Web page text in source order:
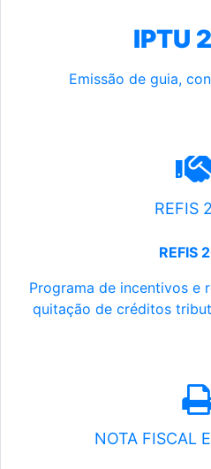
IPTU
Emissão de guia,
REFIS
REFIS
Programa de incentivos e
quitação de créditos
NOTA FISCAL